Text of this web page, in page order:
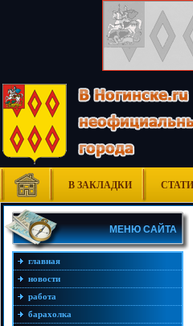
В ЗАКЛАДКИ
МЕНЮ САЙТА
главная
новости
работа
барахолка